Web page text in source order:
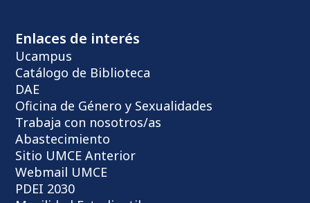
Enlaces de interés
Ucampus
Catálogo de Biblioteca
DAE
Oficina de Género y Sexualidades
Trabaja con nosotros/as
Abastecimiento
Sitio UMCE Anterior
Webmail UMCE
PDEI 2030